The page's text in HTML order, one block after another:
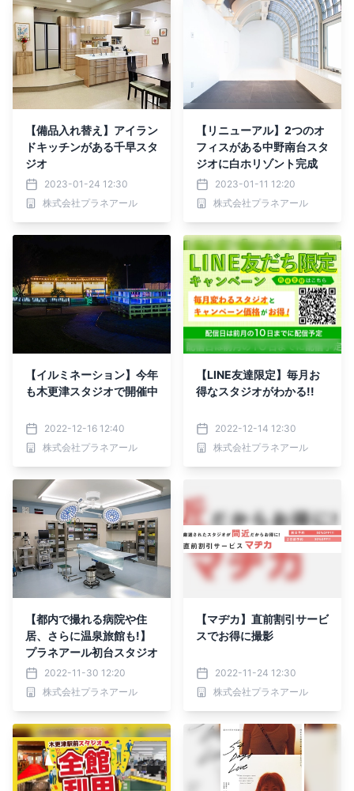
【備品入れ替え】アイラン
ドキッチンがある千早スタ
ジオ
2023-01-24 12:30
株式会社プラネアール
【リニューアル】2つのオ
フィスがある中野南台スタ
ジオに白ホリゾント完成
2023-01-11 12:20
株式会社プラネアール
【イルミネーション】今年
も木更津スタジオで開催中
2022-12-16 12:40
株式会社プラネアール
【LINE友達限定】毎月お
得なスタジオがわかる!!
2022-12-14 12:30
株式会社プラネアール
【都内で撮れる病院や住
居、さらに温泉旅館も!】
プラネアール初台スタジオ
2022-11-30 12:20
株式会社プラネアール
【マヂカ】直前割引サービ
スでお得に撮影
2022-11-24 12:30
株式会社プラネアール